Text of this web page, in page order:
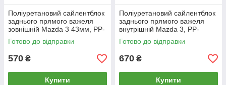
Поліуретановий сайлентблок
заднього прямого важеля
зовнішній Mazda 3 43мм, PP-
0652c
Готово до відправки
570 ₴
Купити
Поліуретановий сайлентблок
заднього прямого важеля
внутрішній Mazda 3, PP-
0993c
Готово до відправки
670 ₴
Купити